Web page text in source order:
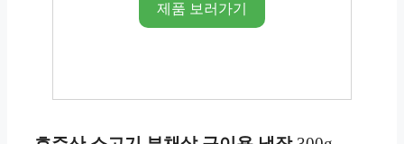
제품 보러가기